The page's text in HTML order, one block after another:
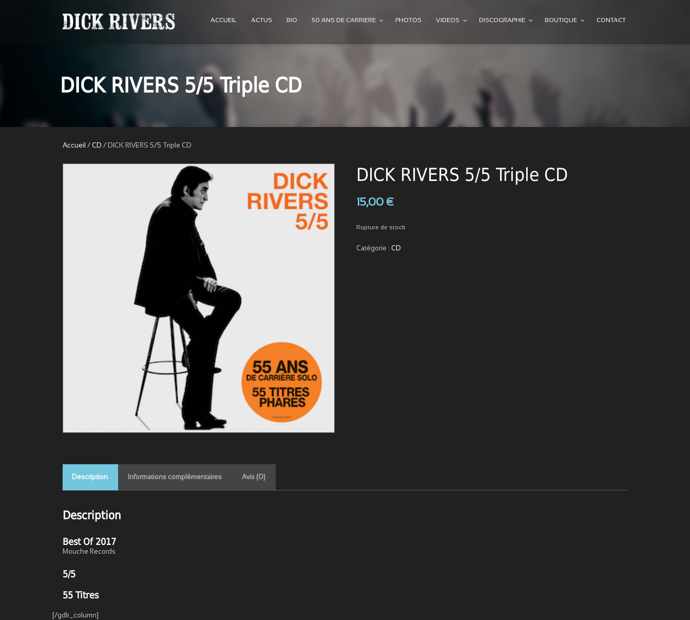
ACCUEIL ACTUS BIO 50 ANS DE CARRIERE PHOTOS VIDEOS DISCOGRAPHIE BOUTIQUE CONTACT
DICK RIVERS 5/5 Triple CD
Accueil / CD / DICK RIVERS 5/5 Triple CD
DICK RIVERS 5/5 Triple CD
15,00 €
Rupture de stock
Catégorie : CD
Description Informations complémentaires Avis (0)
Description
Best Of 2017
Mouche Records
5/5
55 Titres
[/gdlr_column]